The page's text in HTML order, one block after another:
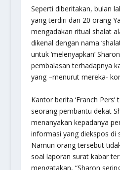
Seperti diberitakan, bulan
yang terdiri dari 20 orang
mengadakan ritual shalat
dikenal dengan nama
untuk ‘melenyapkan’
pembalasan terhadapnya
yang –menurut mereka-
Kantor berita ‘Franch
seorang pembantu dekat
menanyakan kepadanya
informasi yang diekspos di
Namun orang tersebut
soal laporan surat kabar
mengatakan, “Sharon